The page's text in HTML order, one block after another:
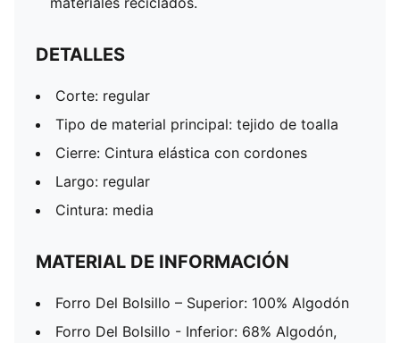
DETALLES
Corte: regular
Tipo de material principal: tejido de toalla
Cierre: Cintura elástica con cordones
Largo: regular
Cintura: media
MATERIAL DE INFORMACIÓN
Forro Del Bolsillo – Superior: 100% Algodón
Forro Del Bolsillo - Inferior: 68% Algodón,